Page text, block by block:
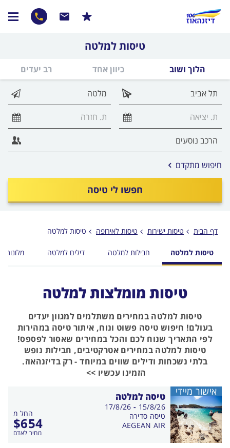
טיסות למלטה
הלוך ושוב כיוון אחד רב יעדים
חפשו לי טיסה
חיפוש מתקדם אפשרויות
החיפוש
לפני
דף הבית טיסות ישירות טיסות לאירופה טיסות למלטה
טיסות למלטה חבילות למלטה דילים למלטה מלונות
טיסות מומלצות למלטה
טיסות למלטה במחירים משתלמים למגוון יעדים
בעולם! חיפוש טיסה פשוט ונוח, איתור טיסה במהירות
לפי התאריך שנוח לכם והכל במחירים שאסור לפספס!
טיסות למלטה במחירים אטרקטיבים, חבילות נופש
בלתי נשכחות ודילים שווים במיוחד - רק בדיזנהאוז.
הזמינו עכשיו >>
טיסה למלטה
החל מ
$654
מחיר לאדם
בין
התאריכים,
15/8/26
-
17/8/26
טיסה סדירה
AEGEAN AIR
אישור מיידי